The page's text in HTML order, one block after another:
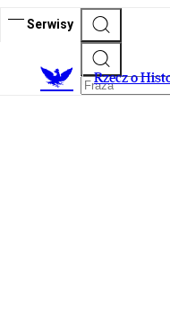
Serwisy
Rzecz o